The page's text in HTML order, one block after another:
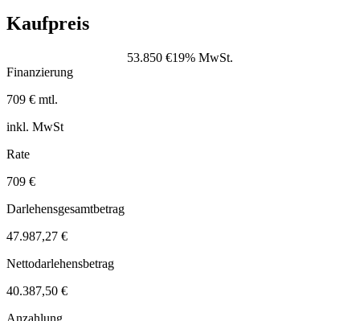
Kaufpreis
53.850 €19% MwSt.
Finanzierung
709 € mtl.
inkl. MwSt
Rate
709 €
Darlehensgesamtbetrag
47.987,27 €
Nettodarlehensbetrag
40.387,50 €
Anzahlung